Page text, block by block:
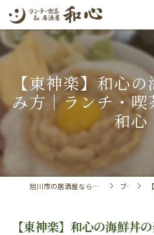
【東神楽】和心
み方｜ランチ・
和心
旭川市の居酒屋ならランチ・喫茶＆居酒屋 和心 ブログ
【東神楽】和心の海鮮丼